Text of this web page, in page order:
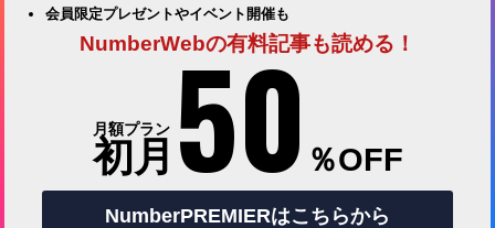
会員限定プレゼントやイベント開催も
NumberWebの有料記事も読める！
月額プラン
初月 50 ％OFF
NumberPREMIERはこちらから